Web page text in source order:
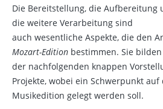
Die Bereitstellung, die Aufbereitung
die weitere Verarbeitung sind
auch wesentliche Aspekte, die den
Mozart-Edition bestimmen. Sie
der nachfolgenden knappen
Projekte, wobei ein Schwerpunkt
Musikedition gelegt werden soll.